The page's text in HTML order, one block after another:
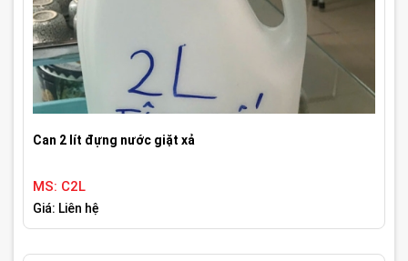
Can 2 lít đựng nước giặt xả
MS: C2L
Giá: Liên hệ